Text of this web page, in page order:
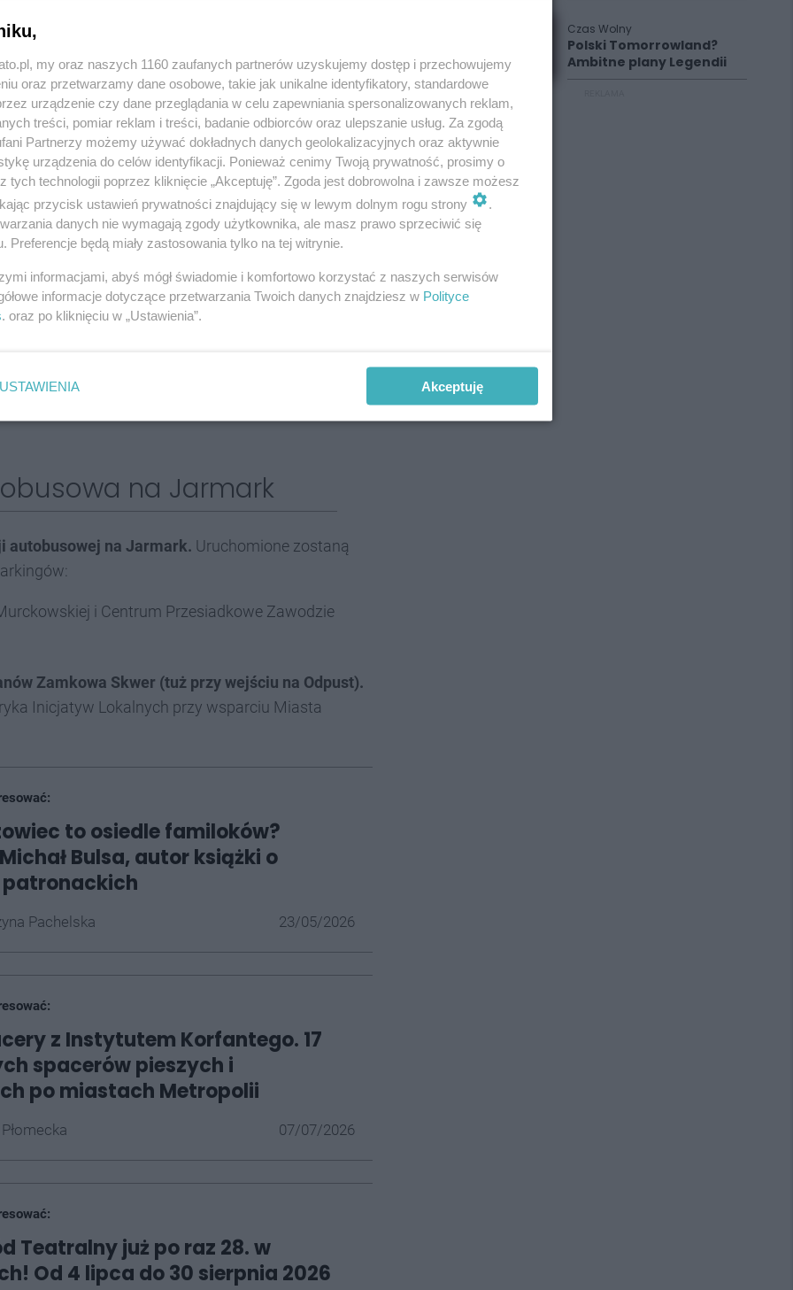
dzieci. Unikatowa oferta rękodzielnicza oraz
przyciągają turystów.
zarówno lokalnych, jak i ogólnopolskich.Na
z domowymi przetworami i wyrobami
maszketóww tradycyjnych budach odpustowych i
zlokalizowanej tym razem na nikiszowieckim
występy artystyczne i specjalnie dobrana muzyka
na Jarmark
autobusowej na Jarmark. Uruchomione zostaną
i Centrum Przesiadkowe Zawodzie
Zamkowa Skwer (tuż przy wejściu na Odpust).
Inicjatyw Lokalnych przy wsparciu Miasta
to osiedle familoków?
Bulsa, autor książki o
Pachelska 23/05/2026
z Instytutem Korfantego. 17
spacerów pieszych i
po miastach Metropolii
07/07/2026
Teatralny już po raz 28. w
Od 4 lipca do 30 sierpnia 2026
Czas Wolny
Polski Tomorrowland?
Ambitne plany Legendii
my oraz naszych 1160 zaufanych partnerów uzyskujemy dostęp i przechowujemy
oraz przetwarzamy dane osobowe, takie jak unikalne identyfikatory, standardowe
urządzenie czy dane przeglądania w celu zapewniania spersonalizowanych reklam,
treści, pomiar reklam i treści, badanie odbiorców oraz ulepszanie usług. Za zgodą
Partnerzy możemy używać dokładnych danych geolokalizacyjnych oraz aktywnie
urządzenia do celów identyfikacji. Ponieważ cenimy Twoją prywatność, prosimy o
tych technologii poprzez kliknięcie „Akceptuję”. Zgoda jest dobrowolna i zawsze możesz
przycisk ustawień prywatności znajdujący się w lewym dolnym rogu strony
.
danych nie wymagają zgody użytkownika, ale masz prawo sprzeciwić się
Preferencje będą miały zastosowania tylko na tej witrynie.
informacjami, abyś mógł świadomie i komfortowo korzystać z naszych serwisów
informacje dotyczące przetwarzania Twoich danych znajdziesz w Polityce
. oraz po kliknięciu w „Ustawienia”.
USTAWIENIA Akceptuję